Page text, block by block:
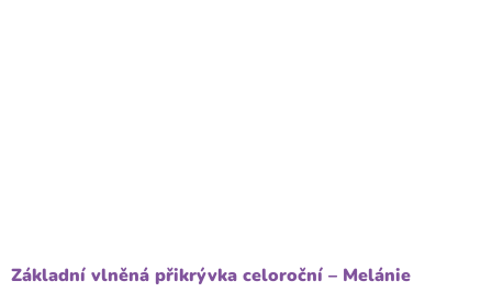
Základní vlněná přikrývka celoroční – Melánie